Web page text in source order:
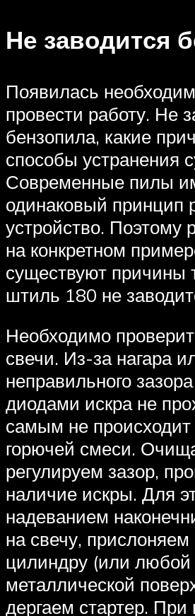
Не заводится
Появилась
провести работу. Не
бензопила, какие
способы устранения
Современные пилы
одинаковый принцип
устройство. Поэтому
на конкретном
существуют причины
штиль 180 не
Необходимо
свечи. Из-за нагара
неправильного
диодами искра не
самым не происходит
горючей смеси.
регулируем зазор,
наличие искры. Для
надеванием
на свечу, прислоняем
цилиндру (или любой
металлической
дергаем стартер. При